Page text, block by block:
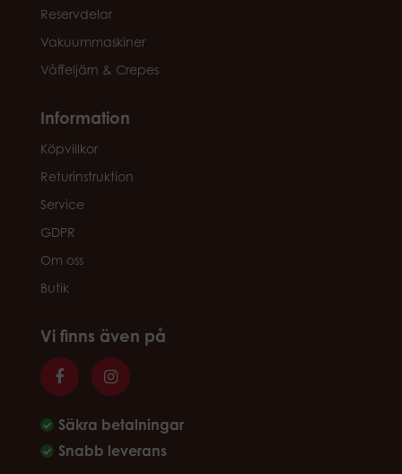
Reservdelar
Vakuummaskiner
Våffeljärn & Crepes
Information
Köpvillkor
Returinstruktion
Service
GDPR
Om oss
Butik
Vi finns även på
Säkra betalningar
Snabb leverans